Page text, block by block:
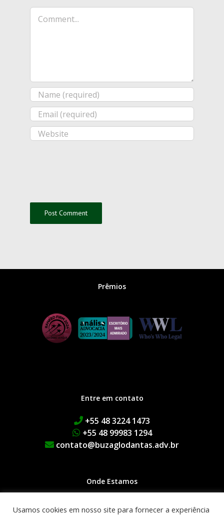
Comment
Prêmios
Entre em contato
+55 48 3224 1473
+55 48 99983 1294
contato@buzaglodantas.adv.br
Onde Estamos
Rua Adolfo Melo, 38 | Centro
Usamos cookies em nosso site para fornecer a experiência